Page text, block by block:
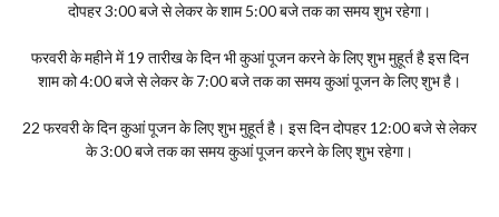
दोपहर 3:00 बजे से लेकर के शाम 5:00 बजे तक का समय शुभ रहेगा।
फरवरी के महीने में 19 तारीख के दिन भी कुआं पूजन करने के लिए शुभ मुहूर्त है इस दिन
शाम को 4:00 बजे से लेकर के 7:00 बजे तक का समय कुआं पूजन के लिए शुभ है।
22 फरवरी के दिन कुआं पूजन के लिए शुभ मुहूर्त है। इस दिन दोपहर 12:00 बजे से लेकर
के 3:00 बजे तक का समय कुआं पूजन करने के लिए शुभ रहेगा।